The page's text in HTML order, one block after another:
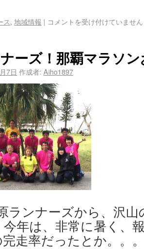
ス, 地域情報 | コメントを受け付けていません
ーズ！那覇マラソ
7日 作成者: Aiho1897
ランナーズから、沢
年は、非常に暑く、
完走率だったとか。。